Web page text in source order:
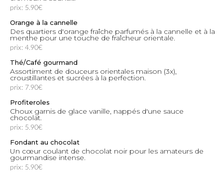
prix: 5.90€
Orange à la cannelle
Des quartiers d'orange fraîche parfumés à la cannelle et à la
menthe pour une touche de fraîcheur orientale.
prix: 4.90€
Thé/Café gourmand
Assortiment de douceurs orientales maison (3x),
croustillantes et sucrées à la perfection.
prix: 7.90€
Profiteroles
Choux garnis de glace vanille, nappés d'une sauce
chocolat.
prix: 5.90€
Fondant au chocolat
Un cœur coulant de chocolat noir pour les amateurs de
gourmandise intense.
prix: 5.90€